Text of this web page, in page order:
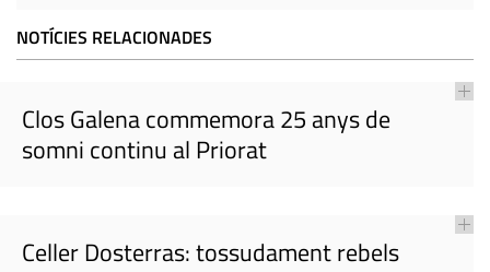
NOTÍCIES RELACIONADES
Clos Galena commemora 25 anys de
somni continu al Priorat
Celler Dosterras: tossudament rebels